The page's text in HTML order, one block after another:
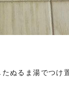
ぬるま湯でつけ